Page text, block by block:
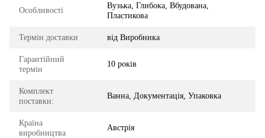
Особливості
Вузька, Глибока, Вбудована,
Пластикова
Термін доставки від Виробника
Гарантійний
термін
10 років
Комплект
поставки:
Ванна, Документація, Упаковка
Країна
виробництва
Австрія